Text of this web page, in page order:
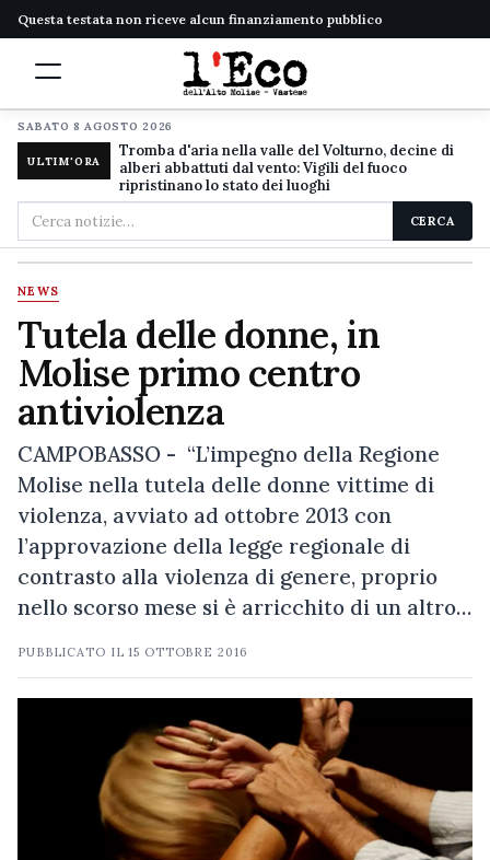
Questa testata non riceve alcun finanziamento pubblico
SABATO 8 AGOSTO 2026
ULTIM'ORA
Tromba d'aria nella valle del Volturno, decine di
alberi abbattuti dal vento: Vigili del fuoco
ripristinano lo stato dei luoghi
Cerca
nel
sito
CERCA
NEWS
Tutela delle donne, in
Molise primo centro
antiviolenza
CAMPOBASSO - “L’impegno della Regione
Molise nella tutela delle donne vittime di
violenza, avviato ad ottobre 2013 con
l’approvazione della legge regionale di
contrasto alla violenza di genere, proprio
nello scorso mese si è arricchito di un altro…
PUBBLICATO IL15 OTTOBRE 2016